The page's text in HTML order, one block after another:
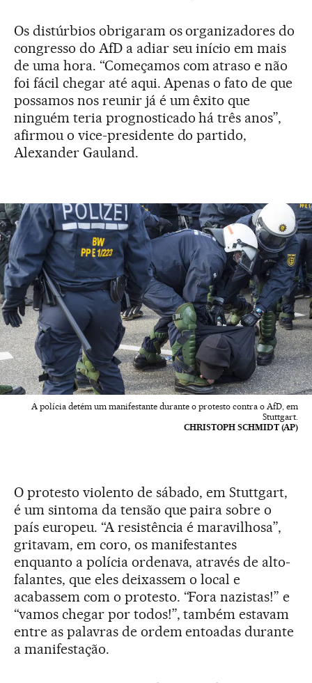
Os distúrbios obrigaram os organizadores do
congresso do AfD a adiar seu início em mais
de uma hora. “Começamos com atraso e não
foi fácil chegar até aqui. Apenas o fato de que
possamos nos reunir já é um êxito que
ninguém teria prognosticado há três anos”,
afirmou o vice-presidente do partido,
Alexander Gauland.
A polícia detém um manifestante durante o protesto contra o AfD, em
Stuttgart.
CHRISTOPH SCHMIDT (AP)
O protesto violento de sábado, em Stuttgart,
é um sintoma da tensão que paira sobre o
país europeu. “A resistência é maravilhosa”,
gritavam, em coro, os manifestantes
enquanto a polícia ordenava, através de alto-
falantes, que eles deixassem o local e
acabassem com o protesto. “Fora nazistas!” e
“vamos chegar por todos!”, também estavam
entre as palavras de ordem entoadas durante
a manifestação.